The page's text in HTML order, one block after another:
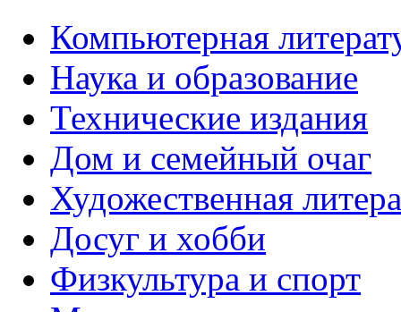
Компьютерная
Наука и образование
Технические издания
Дом и семейный очаг
Художественная
Досуг и хобби
Физкультура и спорт